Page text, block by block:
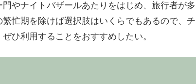
やナイトバザールあたりをはじめ、旅行者が多
忙期を除けば選択肢はいくらでもあるので、チ
ひ利用することをおすすめしたい。